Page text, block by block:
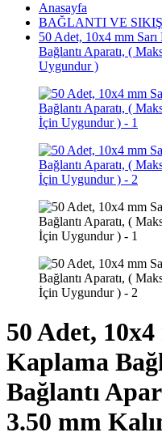
Anasayfa
BAĞLANTI VE
50 Adet, 10x4 mm Sarı
Bağlantı Aparatı, (
Uygundur )
50 Adet, 10x4
Kaplama
Bağlantı
3.50 mm